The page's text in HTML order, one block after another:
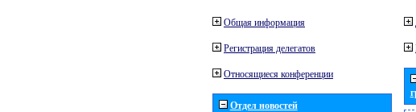
Общая информация
Регистрация делегатов
Относящиеся конференции
Отдел новостей